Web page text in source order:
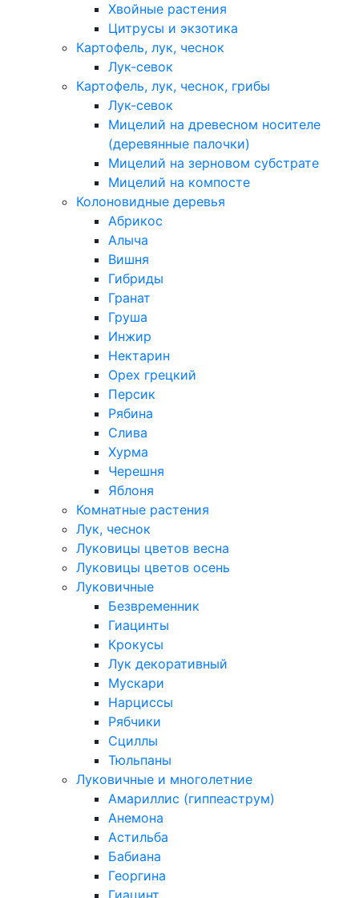
Хвойные растения
Цитрусы и экзотика
Картофель, лук, чеснок
Лук-севок
Картофель, лук, чеснок, грибы
Лук-севок
Мицелий на древесном носителе
(деревянные палочки)
Мицелий на зерновом субстрате
Мицелий на компосте
Колоновидные деревья
Абрикос
Алыча
Вишня
Гибриды
Гранат
Груша
Инжир
Нектарин
Орех грецкий
Персик
Рябина
Слива
Хурма
Черешня
Яблоня
Комнатные растения
Лук, чеснок
Луковицы цветов весна
Луковицы цветов осень
Луковичные
Безвременник
Гиацинты
Крокусы
Лук декоративный
Мускари
Нарциссы
Рябчики
Сциллы
Тюльпаны
Луковичные и многолетние
Амариллис (гиппеаструм)
Анемона
Астильба
Бабиана
Георгина
Гиацинт